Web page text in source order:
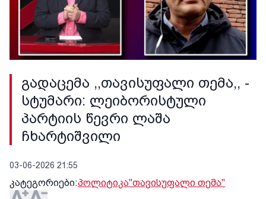
გადაცემა ,,თავისუფალი თემა,, -
სტუმარი: ლეიბორისტული
პარტიის წევრი ლაშა
ჩხარტიშვილი
03-06-2026 21:55
კატეგორიები:პოლიტიკა"თავისუფალი თემა"